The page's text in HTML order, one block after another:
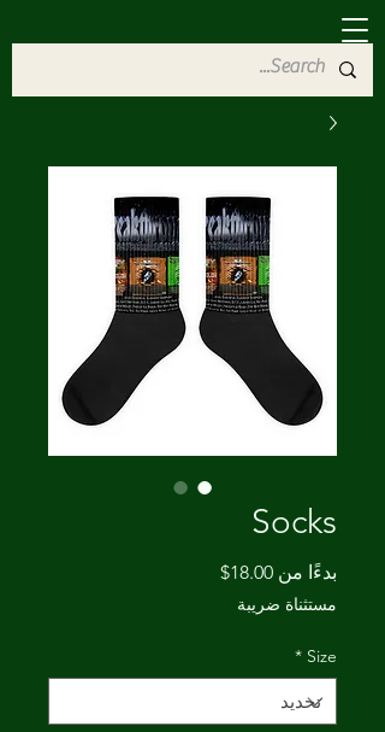
Socks
بدءًا من 18.00$ سعر
مستثناة ضريبة
Size
*